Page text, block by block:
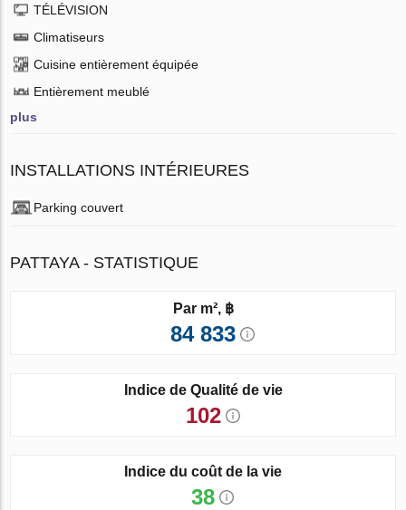
TÉLÉVISION
Climatiseurs
Cuisine entièrement équipée
Entièrement meublé
plus
INSTALLATIONS INTÉRIEURES
Parking couvert
PATTAYA - STATISTIQUE
Par m², ฿
84 833
Indice de Qualité de vie
102
Indice du coût de la vie
38